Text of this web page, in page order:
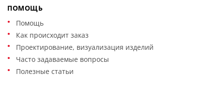
ПОМОЩЬ
Помощь
Как происходит заказ
Проектирование, визуализация изделий
Часто задаваемые вопросы
Полезные статьи